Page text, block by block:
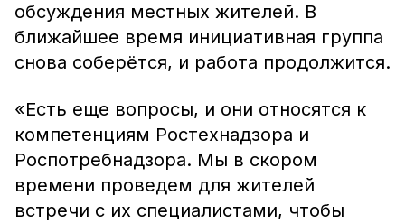
обсуждения местных жителей. В
ближайшее время инициативная группа
снова соберётся, и работа продолжится.
«Есть еще вопросы, и они относятся к
компетенциям Ростехнадзора и
Роспотребнадзора. Мы в скором
времени проведем для жителей
встречи с их специалистами, чтобы